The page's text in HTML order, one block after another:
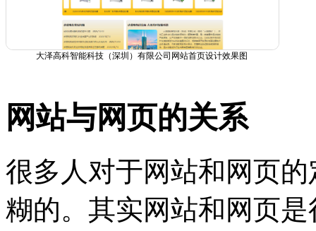
大泽高科智能科技（深圳）有限公司网站首页设计效果图
网站与网页的关系
很多人对于网站和网页
糊的。其实网站和网页